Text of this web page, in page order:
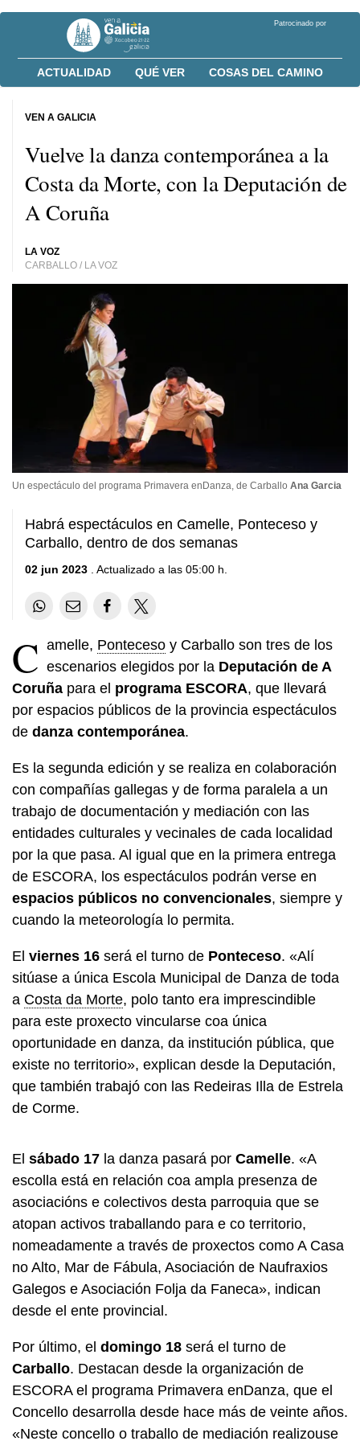
Patrocinado por
ACTUALIDAD QUÉ VER COSAS DEL CAMINO
Vuelve la danza contemporánea a la
Costa da Morte, con la Deputación de
A Coruña
LA VOZ
CARBALLO / LA VOZ
VEN A GALICIA
Un espectáculo del programa Primavera enDanza, de Carballo Ana Garcia
Habrá espectáculos en Camelle, Ponteceso y
Carballo, dentro de dos semanas
02 jun 2023 . Actualizado a las 05:00 h.
C amelle, Ponteceso y Carballo son tres de los
escenarios elegidos por la Deputación de A
Coruña para el programa ESCORA, que llevará
por espacios públicos de la provincia espectáculos
de danza contemporánea.
Es la segunda edición y se realiza en colaboración
con compañías gallegas y de forma paralela a un
trabajo de documentación y mediación con las
entidades culturales y vecinales de cada localidad
por la que pasa. Al igual que en la primera entrega
de ESCORA, los espectáculos podrán verse en
espacios públicos no convencionales, siempre y
cuando la meteorología lo permita.
El viernes 16 será el turno de Ponteceso. «Alí
sitúase a única Escola Municipal de Danza de toda
a Costa da Morte, polo tanto era imprescindible
para este proxecto vincularse coa única
oportunidade en danza, da institución pública, que
existe no territorio», explican desde la Deputación,
que también trabajó con las Redeiras Illa de Estrela
de Corme.
El sábado 17 la danza pasará por Camelle. «A
escolla está en relación coa ampla presenza de
asociacións e colectivos desta parroquia que se
atopan activos traballando para e co territorio,
nomeadamente a través de proxectos como A Casa
no Alto, Mar de Fábula, Asociación de Naufraxios
Galegos e Asociación Folja da Faneca», indican
desde el ente provincial.
Por último, el domingo 18 será el turno de
Carballo. Destacan desde la organización de
ESCORA el programa Primavera enDanza, que el
Concello desarrolla desde hace más de veinte años.
«Neste concello o traballo de mediación realizouse